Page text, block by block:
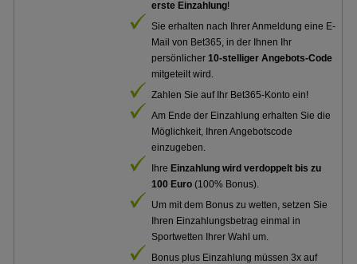
erste Einzahlung!
Sie erhalten nach Ihrer Anmeldung eine E-
Mail von Bet365, in der Ihnen Ihr
persönlicher10-stelliger Angebots-Code
mitgeteilt wird.
Zahlen Sie auf Ihr Bet365-Konto ein!
Am Ende der Einzahlung erhalten Sie die
Möglichkeit, Ihren Angebotscode
einzugeben.
Ihre Einzahlung wird verdoppelt bis zu
100 Euro (100% Bonus).
Um mit dem Bonus zu wetten, setzen Sie
Ihren Einzahlungsbetrag einmal in
Sportwetten Ihrer Wahl um.
Bonus plus Einzahlung müssen 3x auf